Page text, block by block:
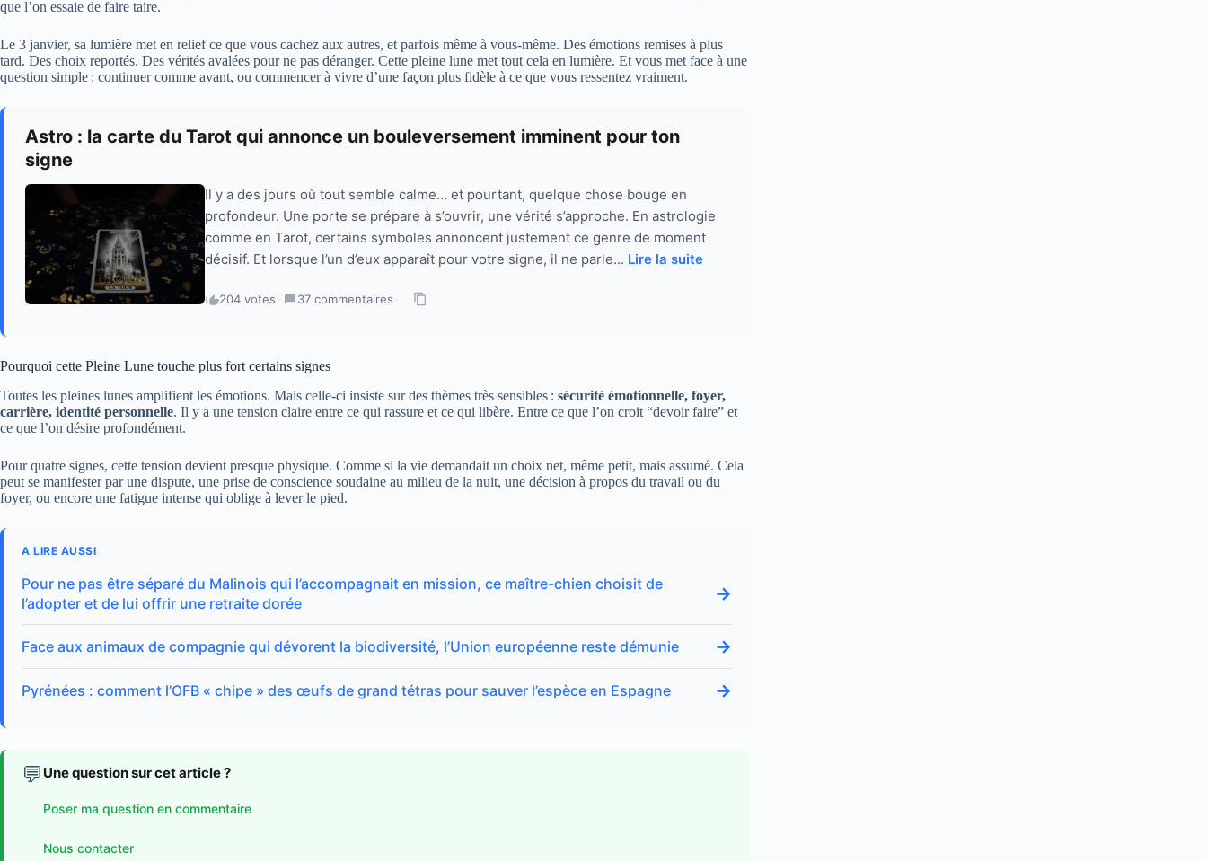
que l’on essaie de faire taire.
Le 3 janvier, sa lumière met en relief ce que vous cachez aux autres, et parfois même à vous-même. Des émotions remises à plus
tard. Des choix reportés. Des vérités avalées pour ne pas déranger. Cette pleine lune met tout cela en lumière. Et vous met face à une
question simple : continuer comme avant, ou commencer à vivre d’une façon plus fidèle à ce que vous ressentez vraiment.
Astro : la carte du Tarot qui annonce un bouleversement imminent pour ton
signe
Il y a des jours où tout semble calme… et pourtant, quelque chose bouge en
profondeur. Une porte se prépare à s’ouvrir, une vérité s’approche. En astrologie
comme en Tarot, certains symboles annoncent justement ce genre de moment
décisif. Et lorsque l’un d’eux apparaît pour votre signe, il ne parle... Lire la suite
204 votes · 37 commentaires ·
Pourquoi cette Pleine Lune touche plus fort certains signes
Toutes les pleines lunes amplifient les émotions. Mais celle-ci insiste sur des thèmes très sensibles : sécurité émotionnelle, foyer,
carrière, identité personnelle. Il y a une tension claire entre ce qui rassure et ce qui libère. Entre ce que l’on croit “devoir faire” et
ce que l’on désire profondément.
Pour quatre signes, cette tension devient presque physique. Comme si la vie demandait un choix net, même petit, mais assumé. Cela
peut se manifester par une dispute, une prise de conscience soudaine au milieu de la nuit, une décision à propos du travail ou du
foyer, ou encore une fatigue intense qui oblige à lever le pied.
A LIRE AUSSI
Pour ne pas être séparé du Malinois qui l’accompagnait en mission, ce maître-chien choisit de
l’adopter et de lui offrir une retraite dorée
→
Face aux animaux de compagnie qui dévorent la biodiversité, l’Union européenne reste démunie →
Pyrénées : comment l’OFB « chipe » des œufs de grand tétras pour sauver l’espèce en Espagne →
💬 Une question sur cet article ?
Poser ma question en commentaire
Nous contacter